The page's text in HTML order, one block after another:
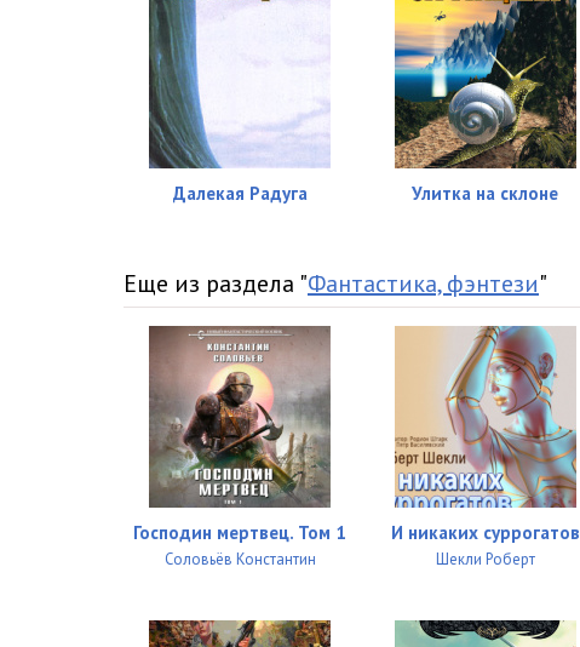
Далекая Радуга Улитка на склоне
Еще из раздела "Фантастика, фэнтези"
Господин мертвец. Том 1
Соловьёв Константин
И никаких суррогатов
Шекли Роберт